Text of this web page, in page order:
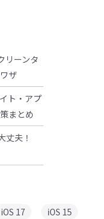
リーンタ
ザ
ト・アプ
まとめ
丈夫！
iOS 17
iOS 15